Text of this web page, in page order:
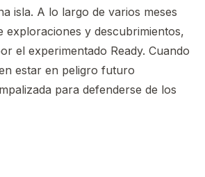
isla. A lo largo de varios meses
exploraciones y descubrimientos,
el experimentado Ready. Cuando
estar en peligro futuro
para defenderse de los